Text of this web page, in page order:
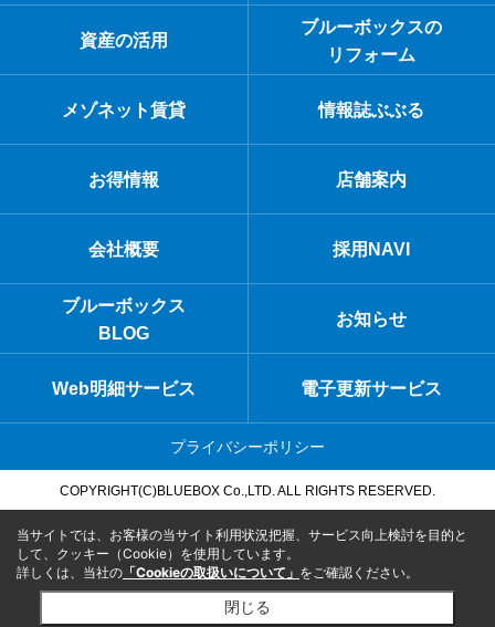
資産の活用
ブルーボックスの
リフォーム
メゾネット賃貸 情報誌ぶぶる
お得情報 店舗案内
会社概要 採用NAVI
ブルーボックス
BLOG
お知らせ
Web明細サービス 電子更新サービス
プライバシーポリシー
COPYRIGHT(C)BLUEBOX Co.,LTD. ALL RIGHTS RESERVED.
当サイトでは、お客様の当サイト利用状況把握、サービス向上検討を目的と
して、クッキー（Cookie）を使用しています。
詳しくは、当社の 「Cookieの取扱いについて」 をご確認ください。
閉じる